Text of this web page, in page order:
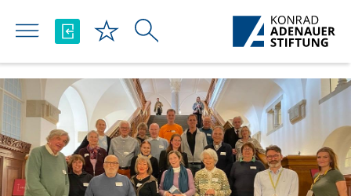
تخطي إلى المحتوى الرئيسي